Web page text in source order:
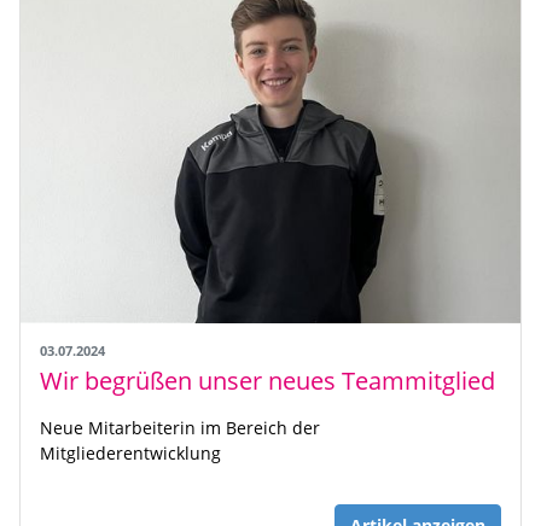
03.07.2024
Wir begrüßen unser neues Teammitglied
Neue Mitarbeiterin im Bereich der
Mitgliederentwicklung